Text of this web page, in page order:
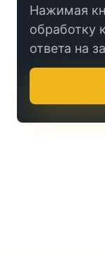
Нажимая
обработку
ответа на